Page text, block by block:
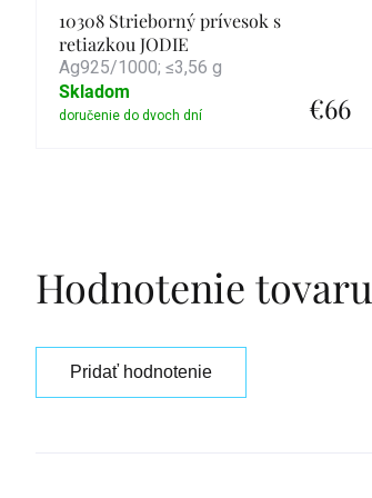
10308 Strieborný prívesok s
retiazkou JODIE
Ag925/1000; ≤3,56 g
€66
Skladom
Hodnotenie tovaru
Pridať hodnotenie